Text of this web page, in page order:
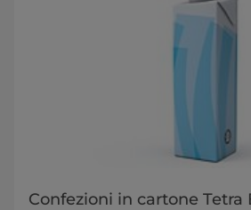
Confezioni in cartone Tetra